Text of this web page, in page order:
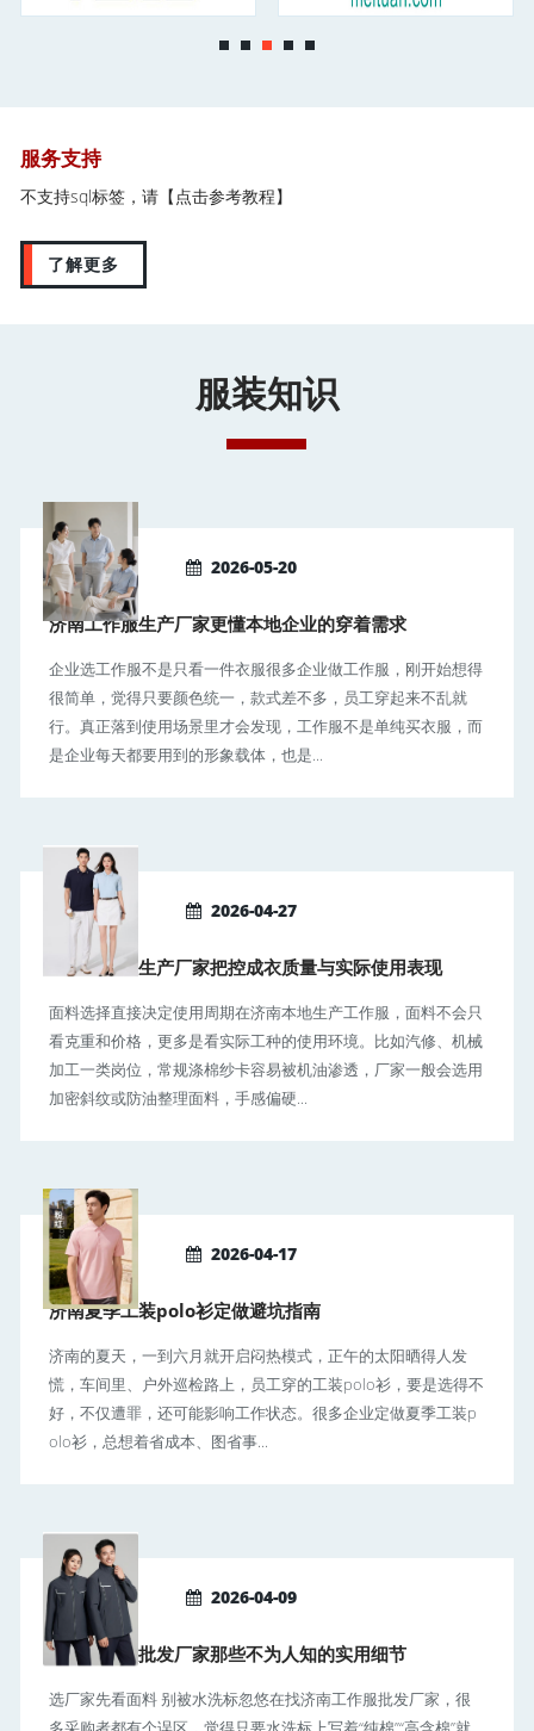
服务支持
不支持sql标签，请 【点击参考教程】
了解更多
服装知识
2026-05-20
济南工作服生产厂家更懂本地企业的穿着需求
企业选工作服不是只看一件衣服很多企业做工作服，刚开始想得
很简单，觉得只要颜色统一，款式差不多，员工穿起来不乱就
行。真正落到使用场景里才会发现，工作服不是单纯买衣服，而
是企业每天都要用到的形象载体，也是...
2026-04-27
济南工作服生产厂家把控成衣质量与实际使用表现
面料选择直接决定使用周期在济南本地生产工作服，面料不会只
看克重和价格，更多是看实际工种的使用环境。比如汽修、机械
加工一类岗位，常规涤棉纱卡容易被机油渗透，厂家一般会选用
加密斜纹或防油整理面料，手感偏硬...
2026-04-17
济南夏季工装polo衫定做避坑指南
济南的夏天，一到六月就开启闷热模式，正午的太阳晒得人发
慌，车间里、户外巡检路上，员工穿的工装polo衫，要是选得不
好，不仅遭罪，还可能影响工作状态。很多企业定做夏季工装p
olo衫，总想着省成本、图省事...
2026-04-09
济南工作服批发厂家那些不为人知的实用细节
选厂家先看面料 别被水洗标忽悠在找济南工作服批发厂家，很